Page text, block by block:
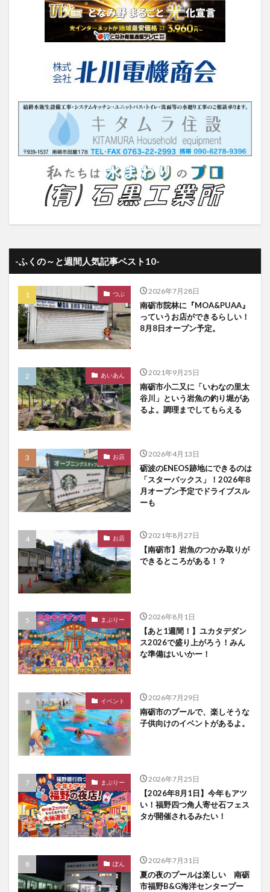
-ふくの～と週間人気記事ベスト10-
つぶ 2026年7月28日
南砺市院林に『MOA&PUAA』
っていうお店ができるらしい！
8月8日オープン予定。
あいあん 2021年9月25日
南砺市小二又に「いわなの里太
谷川」という岩魚の釣り堀があ
るよ。調理までしてもらえる
お店 2026年4月13日
砺波のENEOS跡地にできるのは
「スターバックス」！2026年8
月オープン予定でドライブスル
ーも
お店 2021年8月27日
【南砺市】岩魚のつかみ取りが
できるところがある！？
まぶりー 2026年8月1日
【あと1週間！】ユカタデダン
ス2026で盛り上がろう！みん
な準備はいいかー！
イベント 2026年7月29日
南砺市のプールで、楽しそうな
子供向けのイベントがあるよ。
まぶりー 2026年7月25日
【2026年8月1日】今年もアツ
い！福野四つ角人寄せ石フェス
タが開催されるみたい！
ぽん 2026年7月31日
夏の夜のプールは楽しい 南砺
市福野B&G海洋センタープー